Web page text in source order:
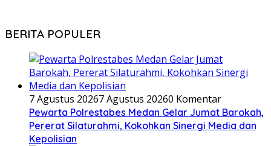
BERITA POPULER
7 Agustus 20267 Agustus 20260 Komentar
Pewarta Polrestabes Medan Gelar Jumat Barokah,
Pererat Silaturahmi, Kokohkan Sinergi Media dan
Kepolisian